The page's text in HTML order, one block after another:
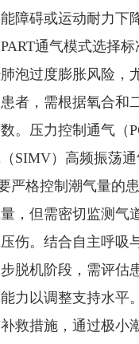
障碍或运动耐力下
通气模式选择标
泡过度膨胀风险，
者，需根据氧合和
。压力控制通气（
SIMV）高频振荡
严格控制潮气量的
，但需密切监测气
伤。结合自主呼吸
脱机阶段，需评估
力以调整支持水平
救措施，通过极小